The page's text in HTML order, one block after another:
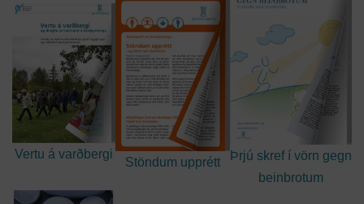
Vertu á varðbergi
Stöndum upprétt
Þrjú skref í vörn gegn
beinbrotum